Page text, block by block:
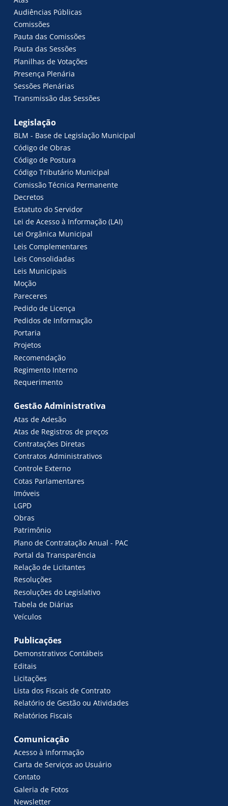
Audiências Públicas
Comissões
Pauta das Comissões
Pauta das Sessões
Planilhas de Votações
Presença Plenária
Sessões Plenárias
Transmissão das Sessões
Legislação
BLM - Base de Legislação Municipal
Código de Obras
Código de Postura
Código Tributário Municipal
Comissão Técnica Permanente
Decretos
Estatuto do Servidor
Lei de Acesso à Informação (LAI)
Lei Orgânica Municipal
Leis Complementares
Leis Consolidadas
Leis Municipais
Moção
Pareceres
Pedido de Licença
Pedidos de Informação
Portaria
Projetos
Recomendação
Regimento Interno
Requerimento
Gestão Administrativa
Atas de Adesão
Atas de Registros de preços
Contratações Diretas
Contratos Administrativos
Controle Externo
Cotas Parlamentares
Imóveis
LGPD
Obras
Patrimônio
Plano de Contratação Anual - PAC
Portal da Transparência
Relação de Licitantes
Resoluções
Resoluções do Legislativo
Tabela de Diárias
Veículos
Publicações
Demonstrativos Contábeis
Editais
Licitações
Lista dos Fiscais de Contrato
Relatório de Gestão ou Atividades
Relatórios Fiscais
Comunicação
Acesso à Informação
Carta de Serviços ao Usuário
Contato
Galeria de Fotos
Newsletter